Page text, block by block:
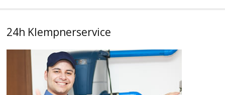
24h Klempnerservice